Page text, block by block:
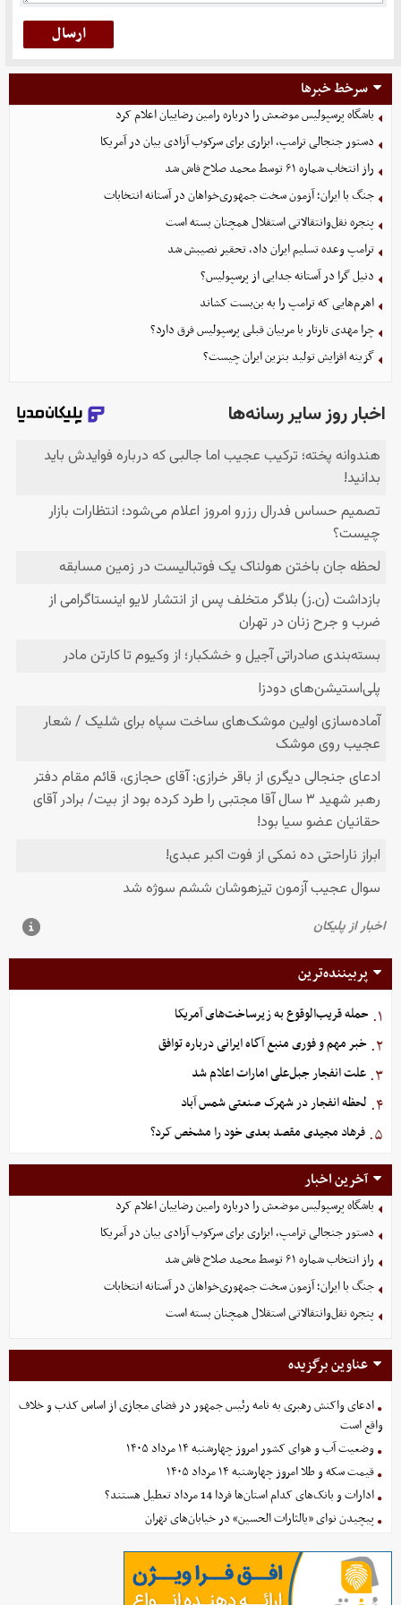
سرخط خبرها
باشگاه پرسپولیس موضعش را درباره رامین رضاییان اعلام کرد
دستور جنجالی ترامپ، ابزاری برای سرکوب آزادی بیان در آمریکا
راز انتخاب شماره ۶۱ توسط محمد صلاح فاش شد
جنگ با ایران؛ آزمون سخت جمهوری‌خواهان در آستانه انتخابات
پنجره نقل‌وانتقالاتی استقلال همچنان بسته است
ترامپ وعده تسلیم ایران داد، تحقیر نصیبش شد
دنیل گرا در آستانه جدایی از پرسپولیس؟
اهرم‌هایی که ترامپ را به بن‌بست کشاند
چرا مهدی تارتار با مربیان قبلی پرسپولیس فرق دارد؟
گزینه‌ افزایش تولید بنزین ایران چیست؟
پربیننده‌ترین
۱. حمله قریب‌الوقوع به زیرساخت‌های آمریکا
۲. خبر مهم و فوری منبع آگاه ایرانی درباره توافق
۳. علت انفجار جبل‌علی امارات اعلام شد
۴. لحظه انفجار در شهرک صنعتی شمس آباد
۵. فرهاد مجیدی مقصد بعدی خود را مشخص کرد؟
آخرین اخبار
باشگاه پرسپولیس موضعش را درباره رامین رضاییان اعلام کرد
دستور جنجالی ترامپ، ابزاری برای سرکوب آزادی بیان در آمریکا
راز انتخاب شماره ۶۱ توسط محمد صلاح فاش شد
جنگ با ایران؛ آزمون سخت جمهوری‌خواهان در آستانه انتخابات
پنجره نقل‌وانتقالاتی استقلال همچنان بسته است
عناوین برگزیده
ادعای واکنش رهبری به نامه رئیس جمهور در فضای مجازی از اساس کذب و خلاف
واقع است
وضعیت آب و هوای کشور امروز چهارشنبه ۱۴ مرداد ۱۴۰۵
قیمت سکه و طلا امروز چهارشنبه ۱۴ مرداد ۱۴۰۵
ادارات و بانک‌های کدام استان‌ها فردا 14 مرداد تعطیل هستند؟
پیچیدن نوای «یالثارات الحسین» در خیابان‌های تهران